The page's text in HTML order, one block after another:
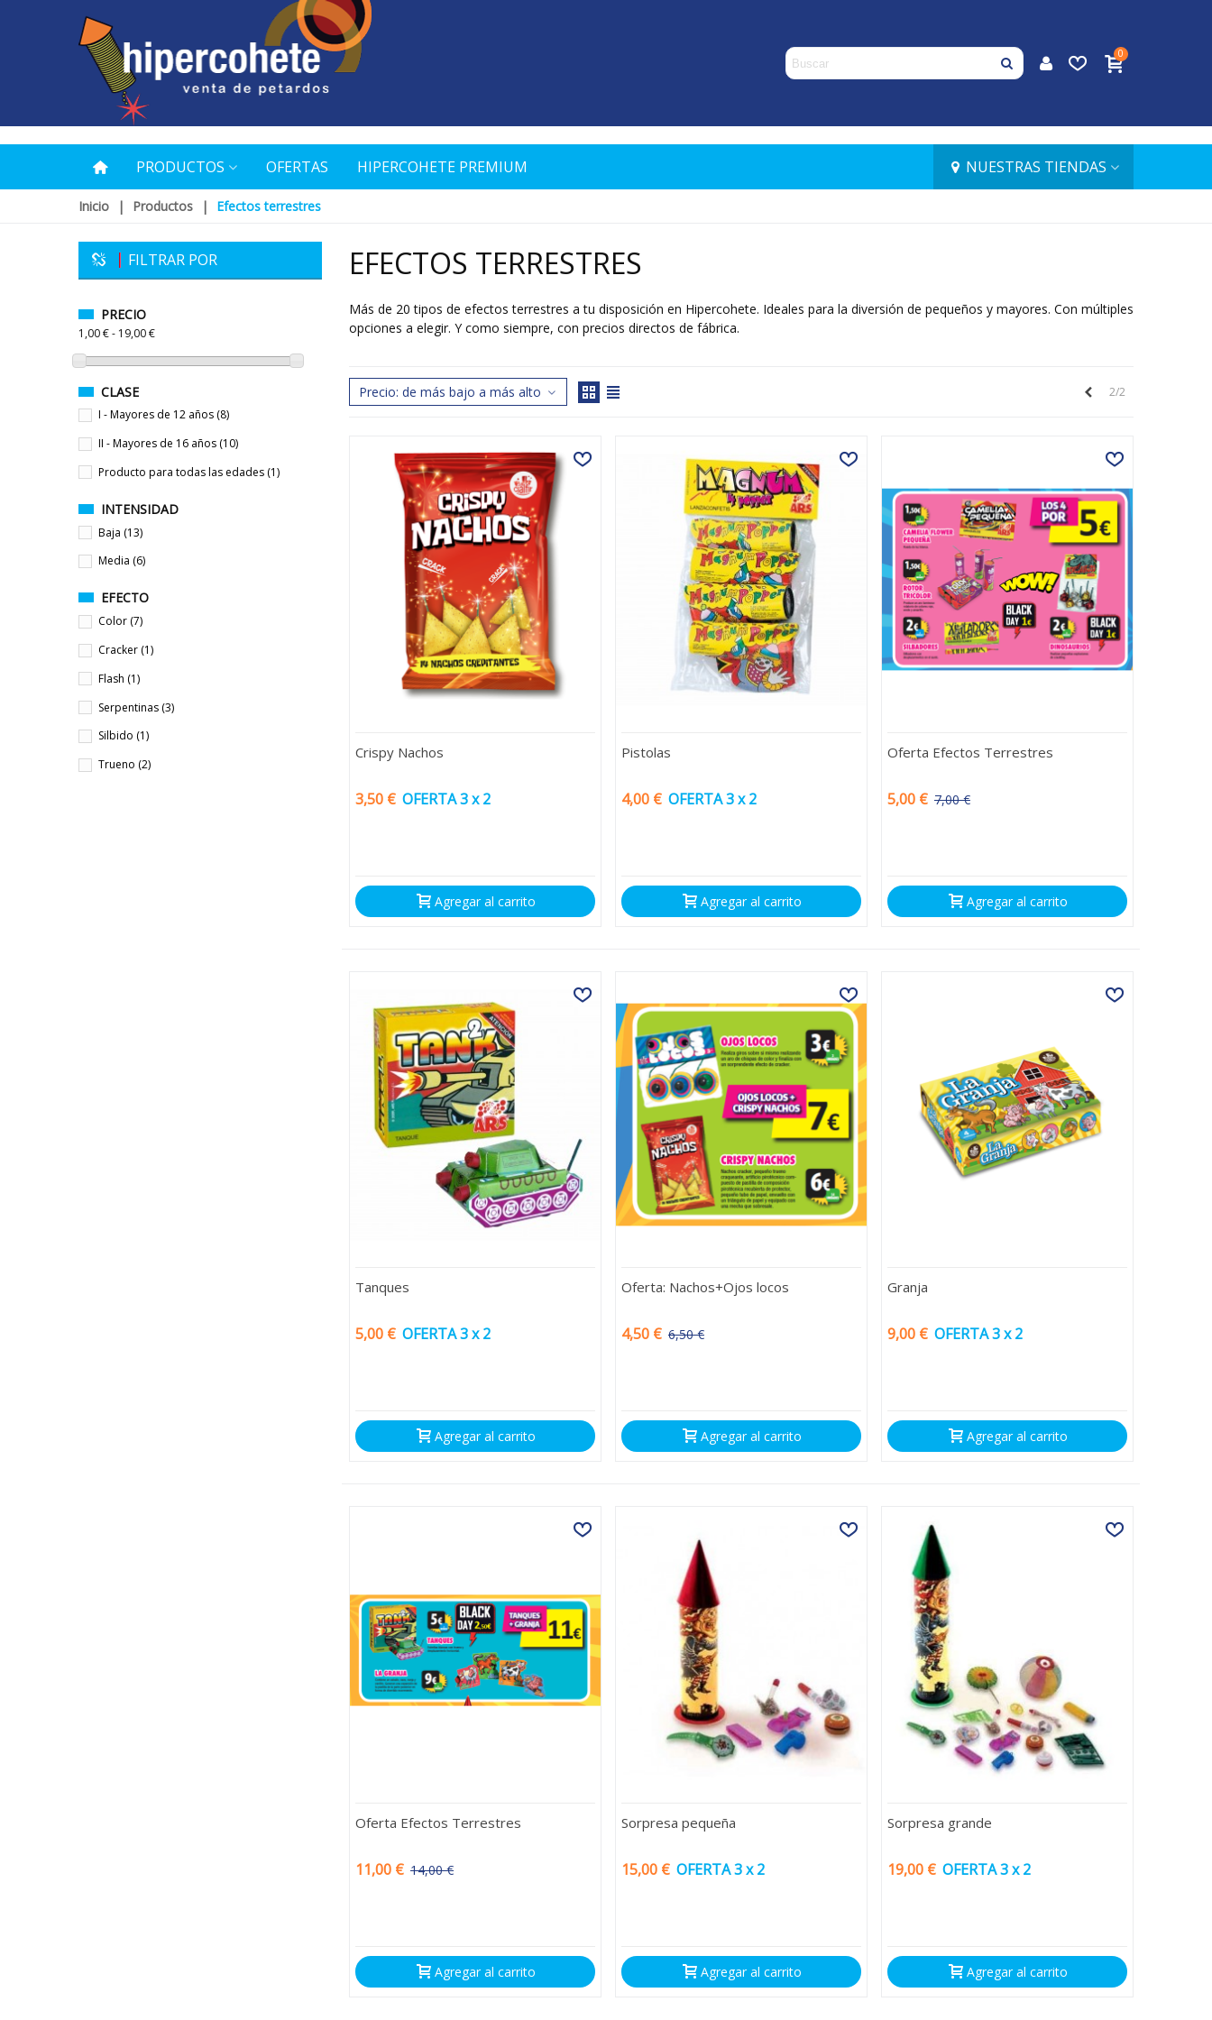
0
PRODUCTOS OFERTAS HIPERCOHETE PREMIUM NUESTRAS TIENDAS
Inicio | Productos | Efectos terrestres
FILTRAR POR
PRECIO
1,00 € - 19,00 €
CLASE
I - Mayores de 12 años (8)
II - Mayores de 16 años (10)
Producto para todas las edades (1)
INTENSIDAD
Baja (13)
Media (6)
EFECTO
Color (7)
Cracker (1)
Flash (1)
Serpentinas (3)
Silbido (1)
Trueno (2)
EFECTOS TERRESTRES
Más de 20 tipos de efectos terrestres a tu disposición en Hipercohete. Ideales para la diversión de pequeños y mayores. Con múltiples
opciones a elegir. Y como siempre, con precios directos de fábrica.
Precio: de más bajo a más alto Anteriores
2/2
Crispy Nachos
3,50 € OFERTA 3 x 2
Agregar al carrito
Pistolas
4,00 € OFERTA 3 x 2
Agregar al carrito
Oferta Efectos Terrestres
5,00 € 7,00 €
Agregar al carrito
Tanques
5,00 € OFERTA 3 x 2
Agregar al carrito
Oferta: Nachos+Ojos locos
4,50 € 6,50 €
Agregar al carrito
Granja
9,00 € OFERTA 3 x 2
Agregar al carrito
Oferta Efectos Terrestres
11,00 € 14,00 €
Agregar al carrito
Sorpresa pequeña
15,00 € OFERTA 3 x 2
Agregar al carrito
Sorpresa grande
19,00 € OFERTA 3 x 2
Agregar al carrito